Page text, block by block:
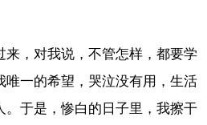
来，对我说，不管怎样，都要学
唯一的希望，哭泣没有用，生活
。于是，惨白的日子里，我擦干